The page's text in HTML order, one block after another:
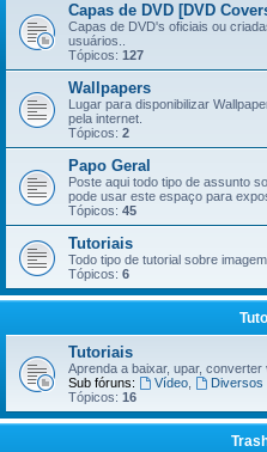
Capas de DVD [DVD
Capas de DVD's oficiais ou
usuários..
Tópicos: 127
Wallpapers
Lugar para disponibilizar
pela internet.
Tópicos: 2
Papo Geral
Poste aqui todo tipo de assunto
pode usar este espaço para
Tópicos: 45
Tutoriais
Todo tipo de tutorial sobre imagem.
Tópicos: 6
Tutoriais
Aprenda a baixar, upar, converter
Sub fóruns:
Vídeo,
Diversos
Tópicos: 16